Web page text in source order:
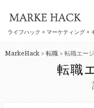
ライフハック × マーケティング ×
MarkeHack > 転職 > 転職エー
転職